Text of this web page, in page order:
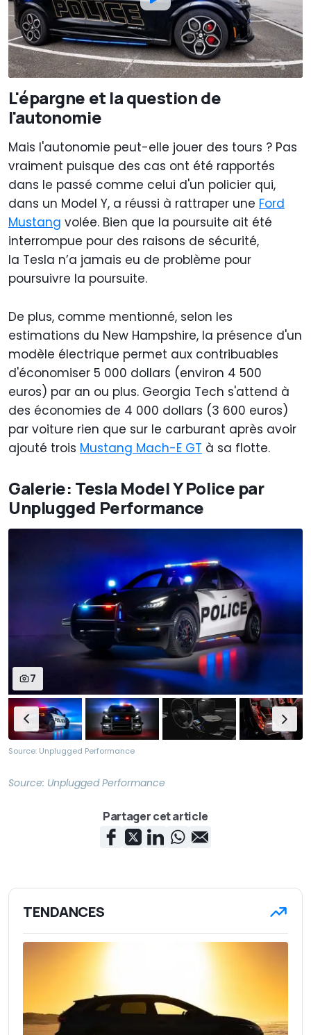
L'épargne et la question de
l'autonomie
Mais l'autonomie peut-elle jouer des tours ? Pas
vraiment puisque des cas ont été rapportés
dans le passé comme celui d'un policier qui,
dans un Model Y, a réussi à rattraper une Ford
Mustang volée. Bien que la poursuite ait été
interrompue pour des raisons de sécurité,
la Tesla n’a jamais eu de problème pour
poursuivre la poursuite.
De plus, comme mentionné, selon les
estimations du New Hampshire, la présence d'un
modèle électrique permet aux contribuables
d'économiser 5 000 dollars (environ 4 500
euros) par an ou plus. Georgia Tech s'attend à
des économies de 4 000 dollars (3 600 euros)
par voiture rien que sur le carburant après avoir
ajouté trois Mustang Mach-E GT à sa flotte.
Galerie: Tesla Model Y Police par
Unplugged Performance
7
Source: Unplugged Performance
Source: Unplugged Performance
Partager cet article
TENDANCES